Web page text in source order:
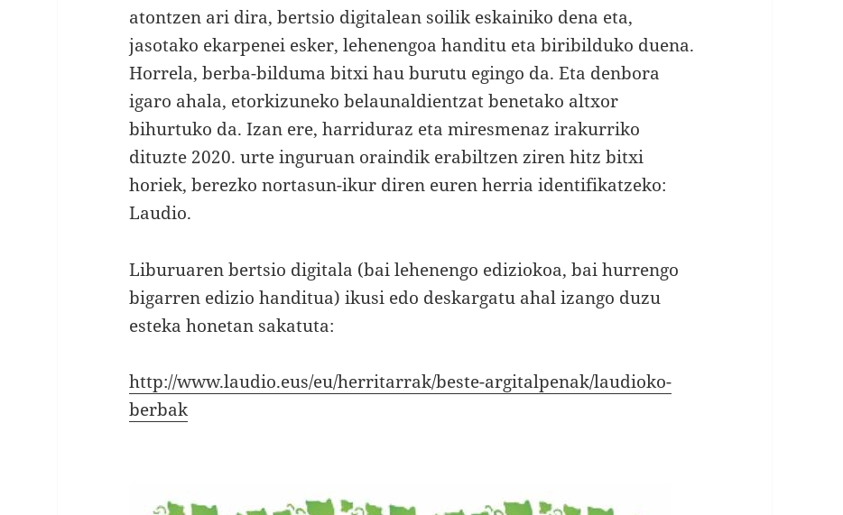
atontzen ari dira, bertsio digitalean soilik eskainiko dena eta,
jasotako ekarpenei esker, lehenengoa handitu eta biribilduko duena.
Horrela, berba-bilduma bitxi hau burutu egingo da. Eta denbora
igaro ahala, etorkizuneko belaunaldientzat benetako altxor
bihurtuko da. Izan ere, harriduraz eta miresmenaz irakurriko
dituzte 2020. urte inguruan oraindik erabiltzen ziren hitz bitxi
horiek, berezko nortasun-ikur diren euren herria identifikatzeko:
Laudio.
Liburuaren bertsio digitala (bai lehenengo ediziokoa, bai hurrengo
bigarren edizio handitua) ikusi edo deskargatu ahal izango duzu
esteka honetan sakatuta:
http://www.laudio.eus/eu/herritarrak/beste-argitalpenak/laudioko-
berbak